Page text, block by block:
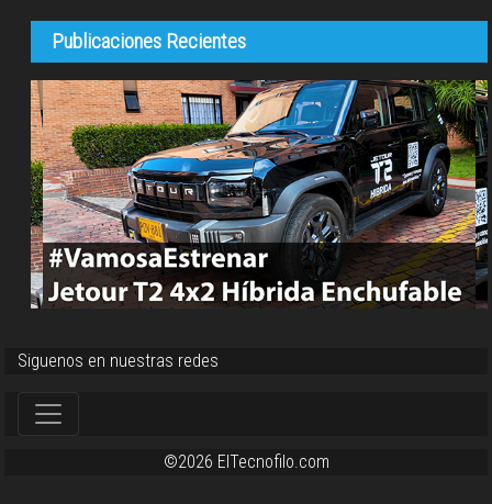
Publicaciones Recientes
Siguenos en nuestras redes
©2026 ElTecnofilo.com